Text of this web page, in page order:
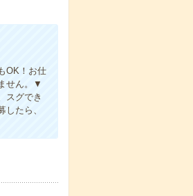
OK！お仕
せん。▼
スグでき
たら、